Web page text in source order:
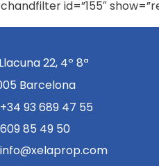
id=”155″
22, 4º 8ª
Barcelona
+34 93 689 47 55
609 85 49 50
info@xelaprop.com